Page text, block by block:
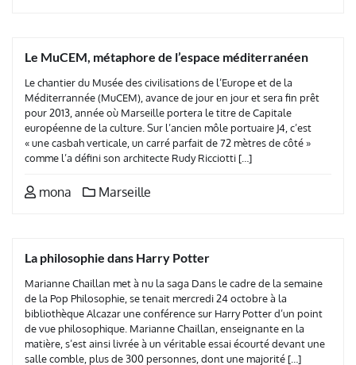
Le MuCEM, métaphore de l’espace méditerranéen
Le chantier du Musée des civilisations de l’Europe et de la
Méditerrannée (MuCEM), avance de jour en jour et sera fin prêt
pour 2013, année où Marseille portera le titre de Capitale
européenne de la culture. Sur l’ancien môle portuaire J4, c’est
« une casbah verticale, un carré parfait de 72 mètres de côté »
comme l’a défini son architecte Rudy Ricciotti […]
mona Marseille
La philosophie dans Harry Potter
Marianne Chaillan met à nu la saga Dans le cadre de la semaine
de la Pop Philosophie, se tenait mercredi 24 octobre à la
bibliothèque Alcazar une conférence sur Harry Potter d’un point
de vue philosophique. Marianne Chaillan, enseignante en la
matière, s’est ainsi livrée à un véritable essai écourté devant une
salle comble, plus de 300 personnes, dont une majorité […]